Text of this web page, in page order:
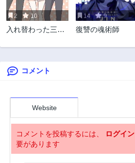
2年前 2年前
2 10
入れ替わった三角
14 9
復讐の魂術師
コメント
Website
コメントを投稿するには、 ログイン
要があります